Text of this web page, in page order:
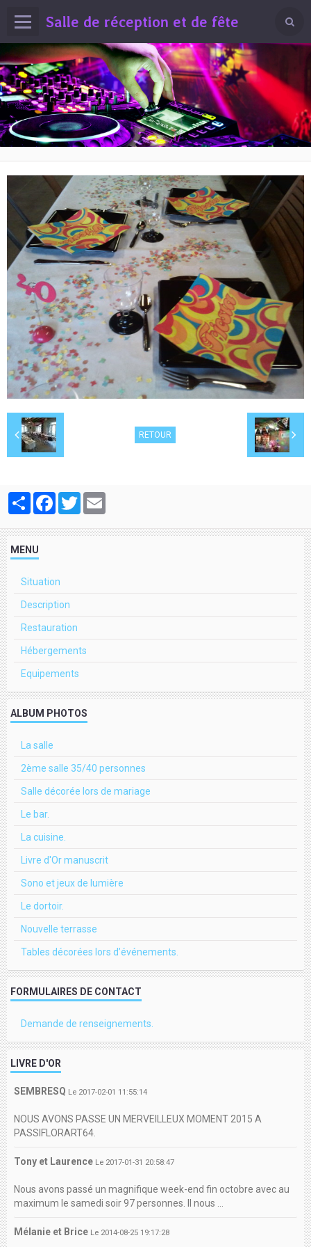
Salle de réception et de fête
RETOUR
PartagerFacebook
Twitter
MENU
Situation
Description
Restauration
Hébergements
Equipements
ALBUM PHOTOS
La salle
2ème salle 35/40 personnes
Salle décorée lors de mariage
Le bar.
La cuisine.
Livre d'Or manuscrit
Sono et jeux de lumière
Le dortoir.
Nouvelle terrasse
Tables décorées lors d’événements.
FORMULAIRES DE CONTACT
Demande de renseignements.
LIVRE D'OR
SEMBRESQ Le 2017-02-01 11:55:14
NOUS AVONS PASSE UN MERVEILLEUX MOMENT 2015 A
PASSIFLORART64.
Tony et Laurence Le 2017-01-31 20:58:47
Nous avons passé un magnifique week-end fin octobre avec au
maximum le samedi soir 97 personnes. Il nous ...
Mélanie et Brice Le 2014-08-25 19:17:28